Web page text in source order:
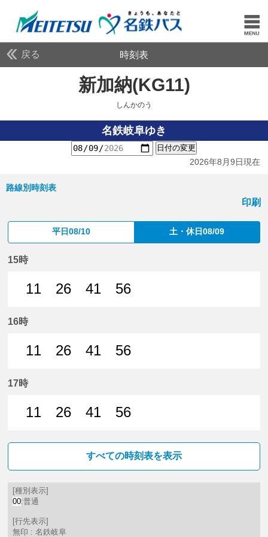
戻る 時刻表
新加納(KG11)
しんかのう
名鉄岐阜ゆき
日付の変更
2026年8月9日現在
路線別時刻表
印刷
平日08/10 土・休日08/09
15時
11
26
41
56
16時
11
26
41
56
17時
11
26
41
56
すべての時刻表を表示
[種別表示]
00:普通
[行先表示]
無印 : 名鉄岐阜